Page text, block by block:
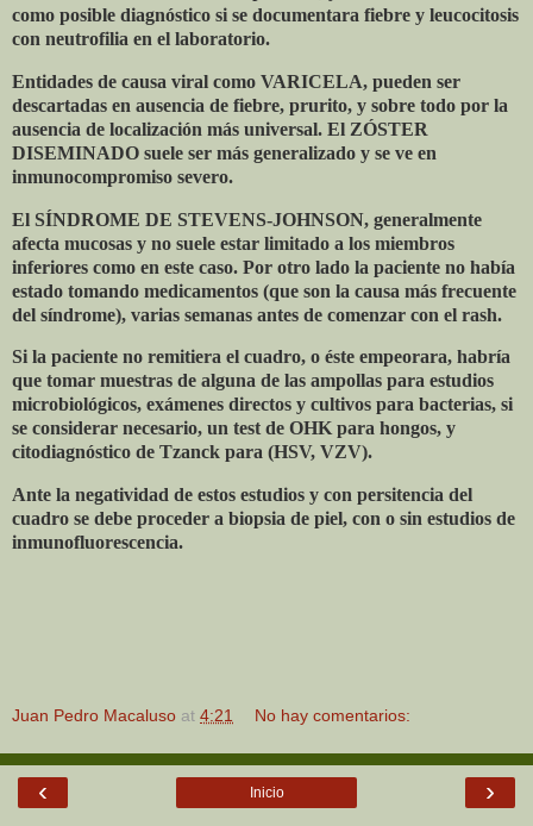
como posible diagnóstico si se documentara fiebre y leucocitosis
con neutrofilia en el laboratorio.
Entidades de causa viral como VARICELA, pueden ser
descartadas en ausencia de fiebre, prurito, y sobre todo por la
ausencia de localización más universal. El ZÓSTER
DISEMINADO suele ser más generalizado y se ve en
inmunocompromiso severo.
El SÍNDROME DE STEVENS-JOHNSON, generalmente
afecta mucosas y no suele estar limitado a los miembros
inferiores como en este caso. Por otro lado la paciente no había
estado tomando medicamentos (que son la causa más frecuente
del síndrome), varias semanas antes de comenzar con el rash.
Si la paciente no remitiera el cuadro, o éste empeorara, habría
que tomar muestras de alguna de las ampollas para estudios
microbiológicos, exámenes directos y cultivos para bacterias, si
se considerar necesario, un test de OHK para hongos, y
citodiagnóstico de Tzanck para (HSV, VZV).
Ante la negatividad de estos estudios y con persitencia del
cuadro se debe proceder a biopsia de piel, con o sin estudios de
inmunofluorescencia.
Juan Pedro Macaluso at 4:21 No hay comentarios:
‹ ›
Inicio